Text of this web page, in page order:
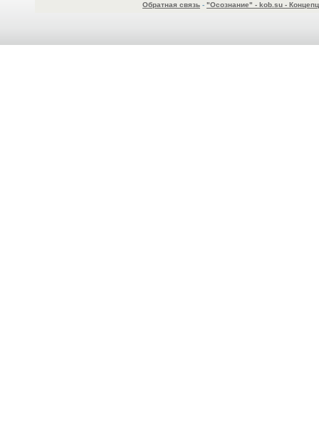
Обратная связь - "Осознание" - kob.su -